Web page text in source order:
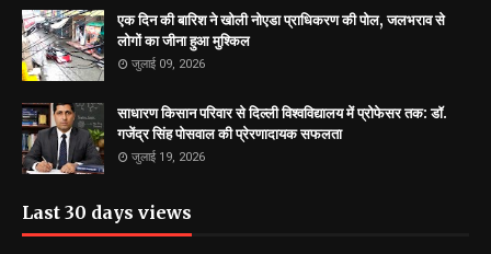
एक दिन की बारिश ने खोली नोएडा प्राधिकरण की पोल, जलभराव से
लोगों का जीना हुआ मुश्किल
जुलाई 09, 2026
साधारण किसान परिवार से दिल्ली विश्वविद्यालय में प्रोफेसर तक: डॉ.
गजेंद्र सिंह पोसवाल की प्रेरणादायक सफलता
जुलाई 19, 2026
Last 30 days views